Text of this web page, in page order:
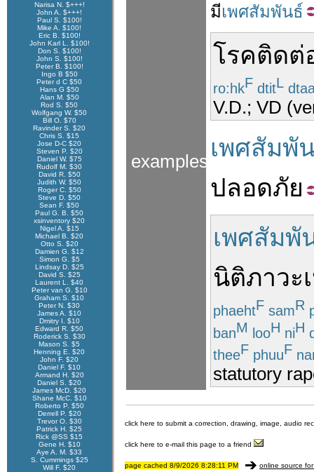
Narisa N. $+++!
John A. $+++!
Paul S. $100!
Mike A. $100!
Eric B. $100!
John Karl L. $100!
Don S. $100!
John S. $100!
Peter B. $100!
Ingo B $50
Peter d C $50
Hans G $50
Alan M. $50
Rod S. $50
Wolfgang W. $50
Bill O. $70
Ravinder S. $20
Chris S. $15
Jose D-C $20
Steven P. $20
Daniel W. $75
Rudolf M. $30
David R. $50
Judith W. $50
Roger C. $50
Steve D. $50
Sean F. $50
Paul G. B. $50
xsinventory $20
Nigel A. $15
Michael B. $20
Otto S. $20
Damien G. $12
Simon G. $5
Lindsay D. $25
David S. $25
Laurent L. $40
Peter van G. $10
Graham S. $10
Peter N. $30
James A. $10
Dmitry I. $10
Edward R. $50
Roderick S. $30
Mason S. $5
Henning E. $20
John F. $20
Daniel F. $10
Armand H. $20
Daniel S. $20
James McD. $20
Shane McC. $10
Roberto P. $50
Derrell P. $20
Trevor O. $30
Patrick H. $25
Rick @SS $15
Gene H. $10
Aye A. M. $33
S. Cummings $25
Will F. $20
examples
มีเพศสัมพันธ์
โรคติดต่
ro:hkF dtitL
V.D.; VD
เพศสัมพั
ปลอดภัย
เพศสัมพั
นิติภาวะ
phaehtF samR
banM looH niH
theeF phuuF
statutory
click here to submit a correction, drawing, image, audio
click here to e-mail this page to a friend
page cached 8/9/2026 8:28:11 PM online source